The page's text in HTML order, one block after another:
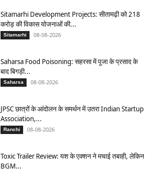
Sitamarhi Development Projects: सीतामढ़ी को 218
करोड़ की विकास योजनाओं की...
Sitamarhi 08-08-2026
Saharsa Food Poisoning: सहरसा में पूजा के प्रसाद के
बाद बिगड़ी...
Saharsa 08-08-2026
JPSC छात्रों के आंदोलन के समर्थन में उतरा Indian Startup
Association,...
Ranchi 08-08-2026
Toxic Trailer Review: यश के एक्शन ने मचाई तबाही, लेकिन
BGM...